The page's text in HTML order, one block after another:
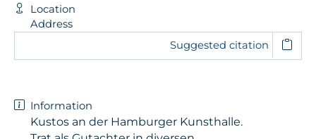
Location
Address
Suggested citation
Information
Kustos an der Hamburger Kunsthalle.